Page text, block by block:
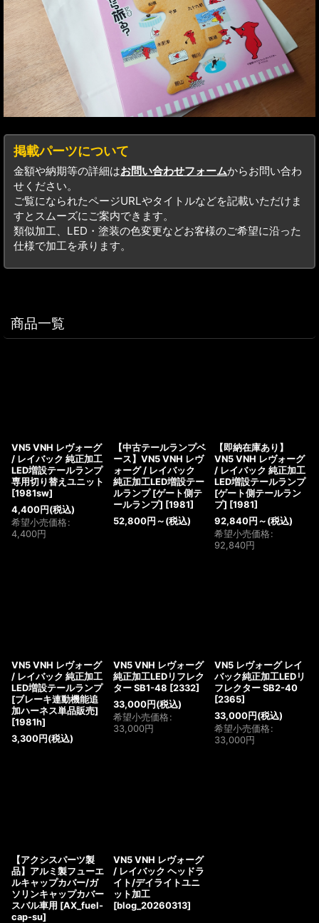
掲載パーツについて
金額や納期等の詳細はお問い合わせフォームからお問い合わ
せください。
ご覧になられたページURLやタイトルなどを記載いただけま
すとスムーズにご案内できます。
類似加工、LED・塗装の色変更などお客様のご希望に沿った
仕様で加工を承ります。
商品一覧
VN5 VNH レヴォーグ
/ レイバック 純正加工
LED増設テールランプ
専用切り替えユニット
[1981sw]
4,400円(税込)
希望小売価格:
4,400円
【中古テールランプベ
ース】VN5 VNH レヴ
ォーグ / レイバック
純正加工LED増設テー
ルランプ [ゲート側テ
ールランプ] [1981]
52,800円 ～ (税込)
【即納在庫あり】
VN5 VNH レヴォーグ
/ レイバック 純正加工
LED増設テールランプ
[ゲート側テールラン
プ] [1981]
92,840円 ～ (税込)
希望小売価格:
92,840円
VN5 VNH レヴォーグ
/ レイバック 純正加工
LED増設テールランプ
[ブレーキ連動機能追
加ハーネス単品販売]
[1981h]
3,300円(税込)
VN5 VNH レヴォーグ
純正加工LEDリフレク
ター SB1-48 [2332]
33,000円(税込)
希望小売価格:
33,000円
VN5 レヴォーグ レイ
バック純正加工LEDリ
フレクター SB2-40
[2365]
33,000円(税込)
希望小売価格:
33,000円
【アクシスパーツ製
品】アルミ製フューエ
ルキャップカバー/ガ
ソリンキャップカバー
スバル車用 [AX_fuel-
cap-su]
VN5 VNH レヴォーグ
/ レイバック ヘッドラ
イト/デイライトユニ
ット加工
[blog_20260313]